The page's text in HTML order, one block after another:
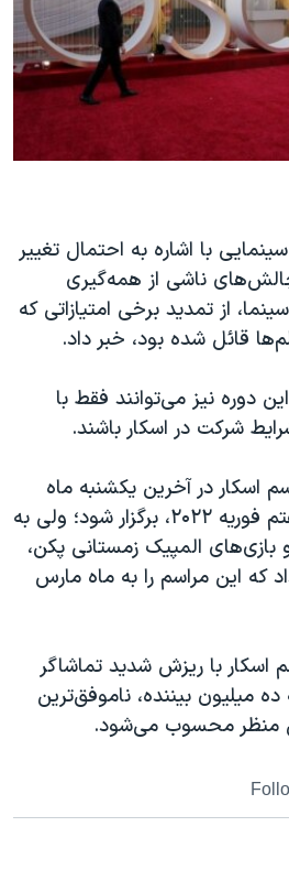
با اشاره به احتمال تغییر
ناشی از همه‌گیری
از تمدید برخی امتیازاتی که
قائل شده بود، خبر داد.
دوره نیز می‌توانند فقط با
شرکت در اسکار باشند.
اسکار در آخرین یکشنبه ماه
فوریه، یعنی بیست و‌ هفتم فوریه ۲۰۲۲، برگزار شود؛ ولی به
المپیک‌ زمستانی پکن،
که این مراسم را به ماه مارس
اسکار با ریزش شدید تماشاگر
میلیون بیننده، ناموفق‌ترین
منظر محسوب می‌شود.